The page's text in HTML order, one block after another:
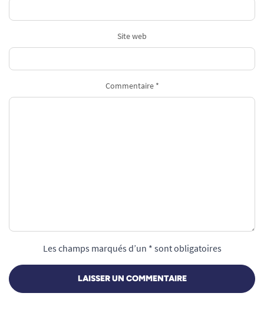
Site web
Commentaire *
Les champs marqués d’un * sont obligatoires
LAISSER UN COMMENTAIRE